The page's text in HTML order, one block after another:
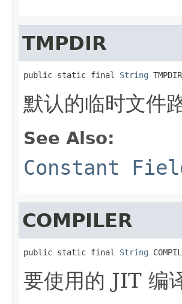
TMPDIR
public static final String TMPDIR
默认的临时文件
See Also:
Constant
COMPILER
public static final String
要使用的 JIT 编